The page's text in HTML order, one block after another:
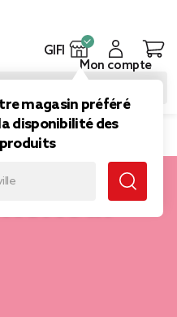
GIFI
magasin préféré
disponibilité des
produits
Mon compte